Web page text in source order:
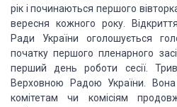
рік і починаються першого
вересня кожного року.
Ради України оголошується
початку першого пленарного
перший день роботи сесії.
Верховною Радою України.
комітетам чи комісіям